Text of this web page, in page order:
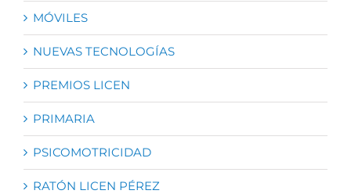
MÓVILES
NUEVAS TECNOLOGÍAS
PREMIOS LICEN
PRIMARIA
PSICOMOTRICIDAD
RATÓN LICEN PÉREZ